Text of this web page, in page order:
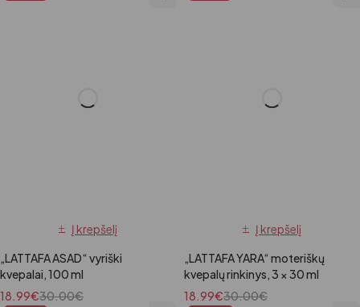
Į krepšelį
„LATTAFA ASAD“ vyriški
kvepalai, 100 ml
30.00€
18.99€
Į krepšelį
„LATTAFA YARA“ moteriškų
kvepalų rinkinys, 3 × 30 ml
30.00€
18.99€